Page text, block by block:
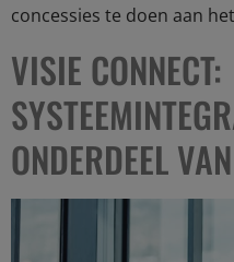
concessies te doen aan
VISIE CONNECT:
ONDERDEEL